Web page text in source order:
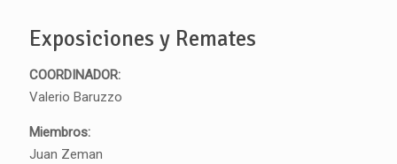
Exposiciones y Remates
COORDINADOR:
Valerio Baruzzo
Miembros:
Juan Zeman